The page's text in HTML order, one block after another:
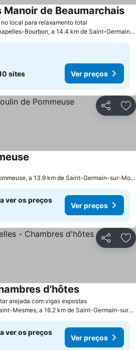
local para relaxamento total
de Beaumarchais
Chapelles-Bourbon, a 14.4 km de Saint-Germain-sur-Morin
sites Ver preços
Partilhar
Pommeuse, a 13.9 km de Saint-Germain-sur-Morin
ver os preços
Ver preços
Partilhar
arejada com vigas expostas
d'hôtes
Saint-Mesmes, a 16.2 km de Saint-Germain-sur-Morin
ver os preços
Ver preços